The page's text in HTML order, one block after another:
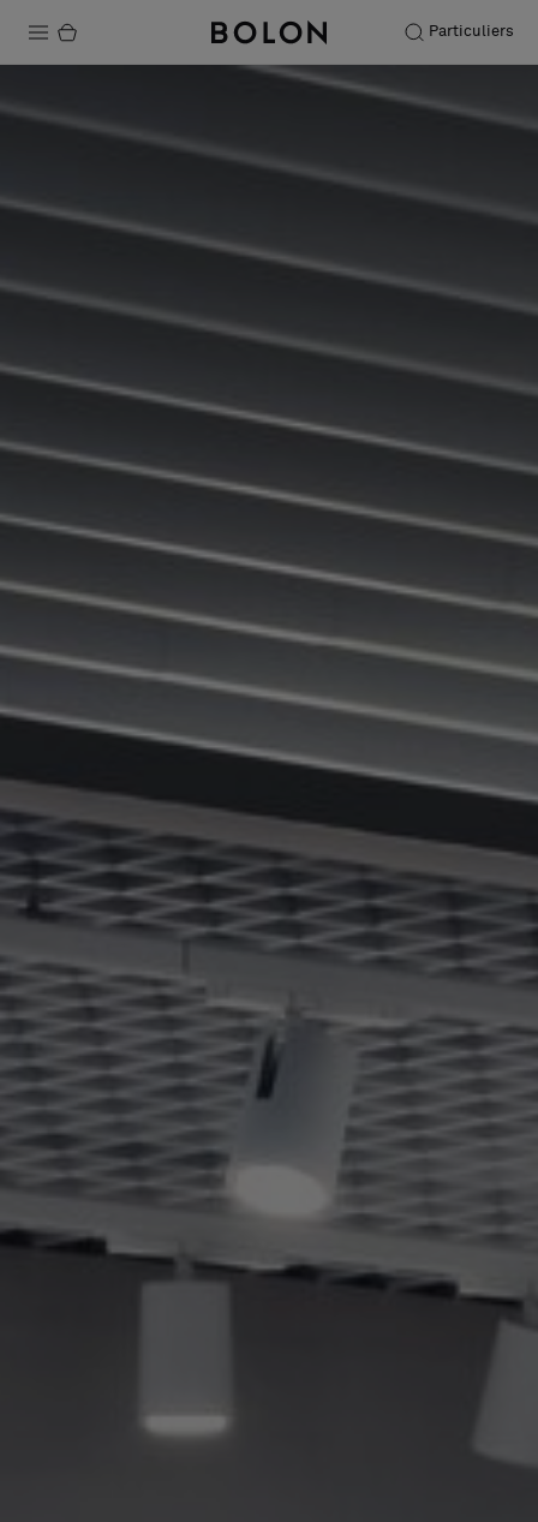
Particuliers
Durabilité
Entretien
Stories
À propos de nous
Pattern Tile Tool
Image & Material Bank
Choisir une langue